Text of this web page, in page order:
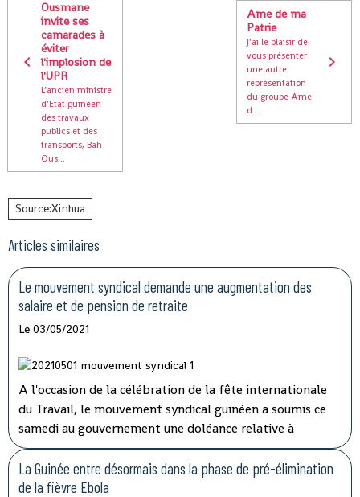
Ousmane
invite ses
camarades à
éviter
l'implosion de
l'UPR
L’ancien ministre
d’Etat guinéen
des travaux
publics et des
transports, Bah
Ous...
Ame de ma
Patrie‏
J’ai le plaisir de
vous présenter
une autre
représentation
du groupe Ame
d...
Source:Xinhua
Articles similaires
Le mouvement syndical demande une augmentation des
salaire et de pension de retraite
Le 03/05/2021
A l'occasion de la célébration de la fête internationale
du Travail, le mouvement syndical guinéen a soumis ce
samedi au gouvernement une doléance relative à
l'augmentation de salaire et de pension de retraite.
La Guinée entre désormais dans la phase de pré-élimination
de la fièvre Ebola